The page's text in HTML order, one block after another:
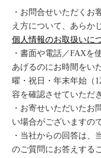
・お問合せいただくお
え方について、あらか
個人情報のお取扱いに
・書面や電話／FAXを
あげるのにお時間をい
曜・祝日・年末年始（
容を確認させていただ
・お寄せいただいたお
い場合がございますの
・当社からの回答は、
のご質問にお答えする